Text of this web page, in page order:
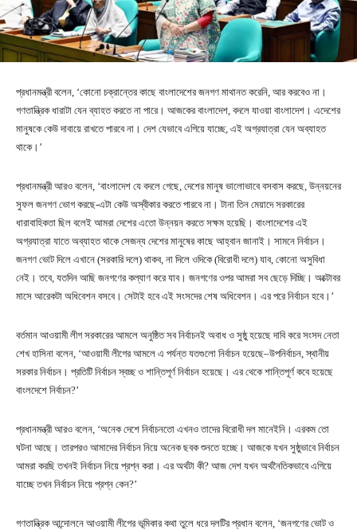
প্রধানমন্ত্রী বলেন, ‘কোনো চক্রান্তের কাছে বাংলাদেশের জনগণ মাথানত করেনি, আর করবেও না।
গণতান্ত্রিক ধারাটা যেন ব্যাহত করতে না পারে। আজকের বাংলাদেশ, বদলে যাওয়া বাংলাদেশ। এদেশের
মানুষকে কেউ দাবায়ে রাখতে পারবে না। দেশ যেভাবে এগিয়ে যাচ্ছে, এই অগ্রযাত্রা যেন অব্যাহত
থাকে।’
প্রধানমন্ত্রী আরও বলেন, ‘বাংলাদেশ যে বদলে গেছে, দেশের মানুষ ভালোভাবে বসবাস করছে, উন্নয়নের
সুফল জনগণ ভোগ করছে-এটা কেউ অস্বীকার করতে পারবে না। টানা তিন মেয়াদে সরকারের
ধারাবাহিকতা ছিল বলেই আমরা দেশের এতো উন্নয়ন করতে সক্ষম হয়েছি। বাংলাদেশের এই
অগ্রযাত্রা যাতে অব্যাহত থাকে সেজন্য দেশের মানুষের কাছে আহ্বান জানাই। সামনে নির্বাচন।
জনগণ ভোট দিলে এখানে (সরকারি দলে) থাকব, না দিলে ওদিকে (বিরোধী দলে) যাব, কোনো অসুবিধা
নেই। তবে, যতদিন আছি জনগণের কল্যাণ করে যাব। জনগণের ওপর আমরা সব ছেড়ে দিচ্ছি। অক্টোবর
মাসে আরেকটা অধিবেশন বসবে। সেটাই হবে এই সংসদের শেষ অধিবেশন। এর পরে নির্বাচন হবে।’
বর্তমান আওয়ামী লীগ সরকারের আমলে অনুষ্ঠিত সব নির্বাচনই অবাধ ও সুষ্ঠু হয়েছে দাবি করে সংসদ নেতা
শেখ হাসিনা বলেন, ‘আওয়ামী লীগের আমলে এ পর্যন্ত যতগুলো নির্বাচন হয়েছে–উপনির্বাচন, স্থানীয়
সরকার নির্বাচন। প্রতিটি নির্বাচন স্বচ্ছ ও শান্তিপূর্ণ নির্বাচন হয়েছে। এর থেকে শান্তিপূর্ণ কবে হয়েছে
বাংলদেশে নির্বাচন?’
প্রধানমন্ত্রী আরও বলেন, ‘অনেক দেশে নির্বাচনতো এখনও তাদের বিরোধী দল মানেইনি। এরকম তো
ঘটনা আছে। তারপরও আমাদের নির্বাচন নিয়ে অনেক ছবক শুনতে হচ্ছে। আজকে যখন সুষ্ঠুভাবে নির্বাচন
আমরা করছি তখনই নির্বাচন নিয়ে প্রশ্ন করা। এর অর্থটা কী? আজ দেশ যখন অর্থনৈতিকভাবে এগিয়ে
যাচ্ছে তখন নির্বাচন নিয়ে প্রশ্ন কেন?’
গণতান্ত্রিক আন্দোলনে আওয়ামী লীগের ভূমিকার কথা তুলে ধরে দলটির প্রধান বলেন, ‘জনগণের ভোট ও